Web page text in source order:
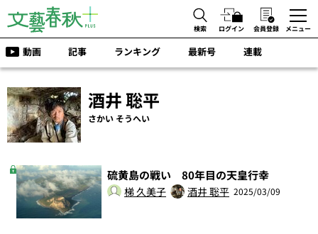
検索 ログイン 会員登録 メニュー
動画 記事 ランキング 最新号 連載
酒井 聡平
さかい そうへい
硫黄島の戦い 80年目の天皇行幸
梯 久美子 酒井 聡平 2025/03/09